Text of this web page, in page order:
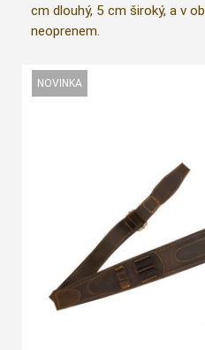
cm dlouhý, 5 cm široký, a v
neoprenem.